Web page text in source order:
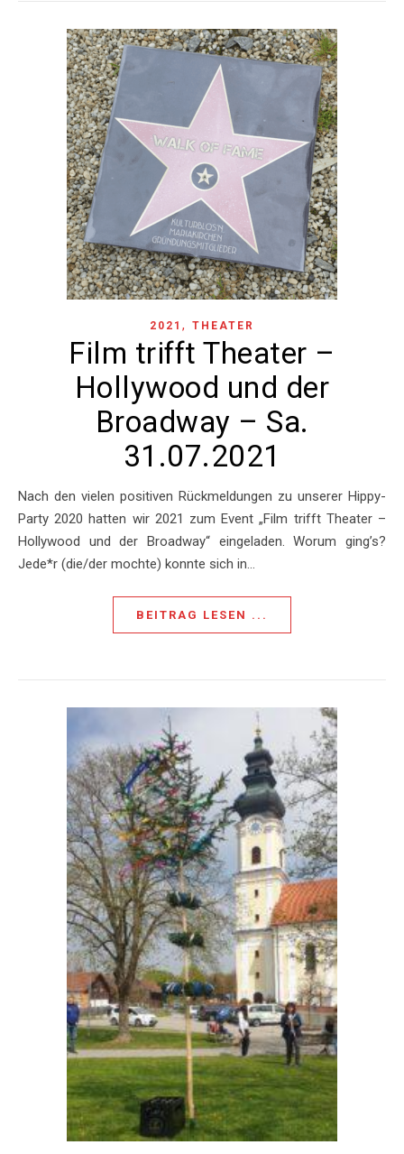
2021 , THEATER
Film trifft Theater –
Hollywood und der
Broadway – Sa.
31.07.2021
Nach den vielen positiven Rückmeldungen zu unserer Hippy-
Party 2020 hatten wir 2021 zum Event „Film trifft Theater –
Hollywood und der Broadway“ eingeladen. Worum ging’s?
Jede*r (die/der mochte) konnte sich in…
BEITRAG LESEN ...